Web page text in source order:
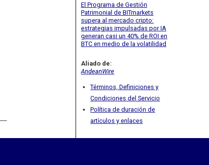
El Programa de Gestión
Patrimonial de BITmarkets
supera al mercado cripto:
estrategias impulsadas por IA
generan casi un 40% de ROI en
BTC en medio de la volatilidad
Aliado de:
AndeanWire
Términos, Definiciones y
Condiciones del Servicio
Política de duración de
artículos y enlaces